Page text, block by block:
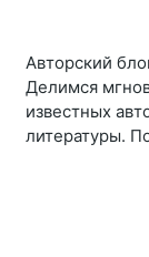
Авторский
Делимся
известных
литературы.